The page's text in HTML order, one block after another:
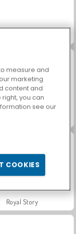
Royal Story
measure and
marketing
content and
you can
see our
COOKIES